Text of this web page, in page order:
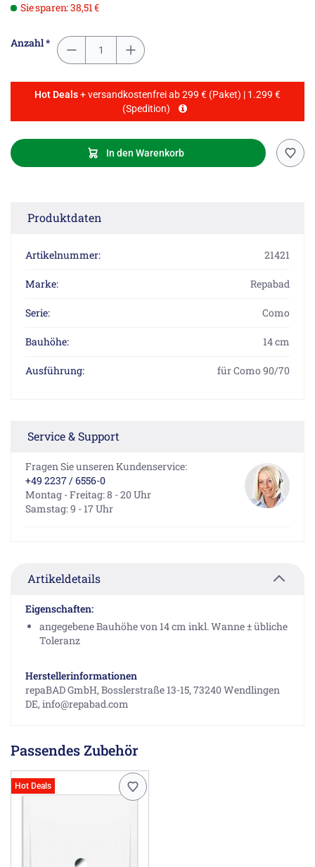
Sie sparen: 38,51 €
Anzahl *
Hot Deals+ versandkostenfrei ab 299 € (Paket) | 1.299 €
(Spedition)
In den Warenkorb
Produktdaten
Artikelnummer: 21421
Marke: Repabad
Serie: Como
Bauhöhe: 14 cm
Ausführung: für Como 90/70
Service & Support
Fragen Sie unseren Kundenservice:
+49 2237 / 6556-0
Montag - Freitag: 8 - 20 Uhr
Samstag: 9 - 17 Uhr
Artikeldetails
Eigenschaften:
angegebene Bauhöhe von 14 cm inkl. Wanne ± übliche
Toleranz
Herstellerinformationen
repaBAD GmbH, Bosslerstraße 13-15, 73240 Wendlingen
DE, info@repabad.com
Passendes Zubehör
Hot Deals